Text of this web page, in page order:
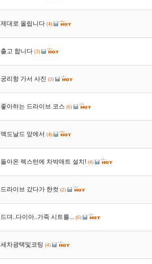
제대로 올립니다 (4)
출고 합니다 (3)
궁리항 가서 사진 (3)
좋아하는 드라이브 코스 (6)
맥도날드 앞에서 (4)
돌아온 렉스턴에 차박매트 설치! (4)
드라이브 갔다가 한컷 (2)
드뎌..다이아..가죽 시트를... (6)
세차광택및코팅 (4)